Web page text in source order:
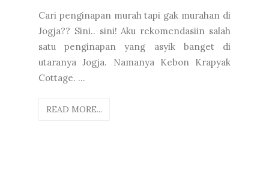
Cari penginapan murah tapi gak murahan di
Jogja?? Sini.. sini! Aku rekomendasiin salah
satu penginapan yang asyik banget di
utaranya Jogja. Namanya Kebon Krapyak
Cottage. ...
READ MORE...